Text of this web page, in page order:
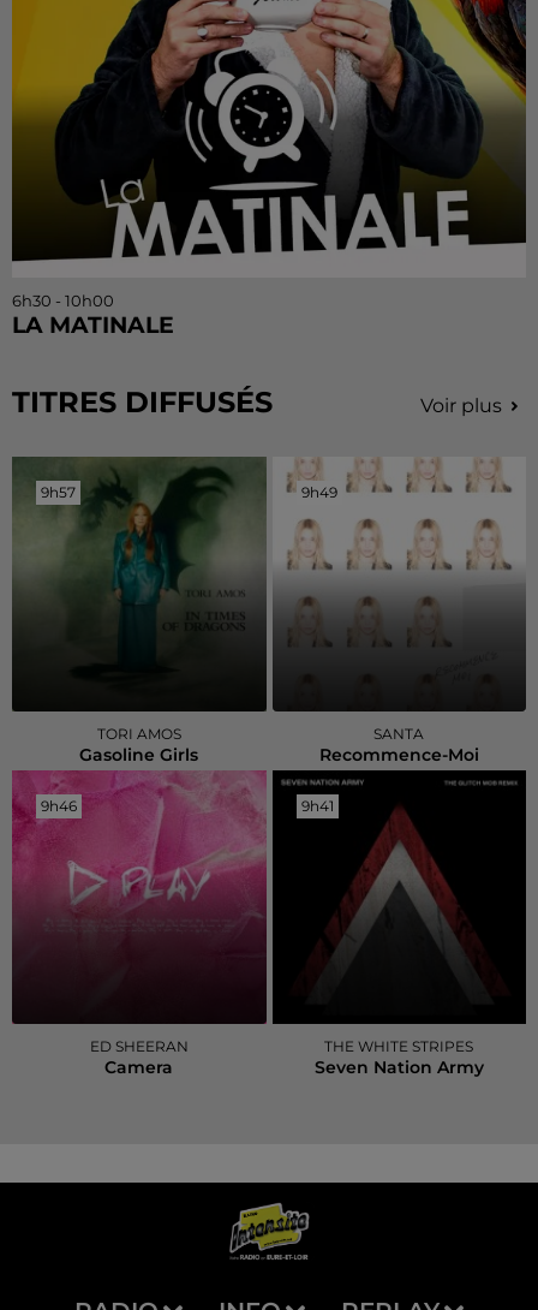
6h30 - 10h00
LA MATINALE
TITRES DIFFUSÉS Voir plus
9h57
9h57
TORI AMOS
Gasoline Girls
9h49
9h49
SANTA
Recommence-Moi
9h46
9h46
ED SHEERAN
Camera
9h41
9h41
THE WHITE STRIPES
Seven Nation Army